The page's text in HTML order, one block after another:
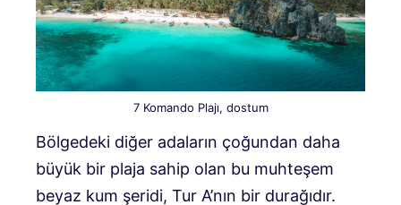
7 Komando Plajı, dostum
Bölgedeki diğer adaların çoğundan daha
büyük bir plaja sahip olan bu muhteşem
beyaz kum şeridi, Tur A’nın bir durağıdır.